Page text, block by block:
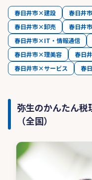
春日井市×建設 春日井
春日井市×卸売
春日井
春日井市×IT・情報通信
春日井市×理美容
春日
春日井市×サービス
春
弥生のかんたん
（全国）